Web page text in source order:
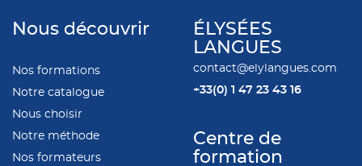
Nous découvrir
Nos formations
Notre catalogue
Nous choisir
Notre méthode
Nos formateurs
ÉLYSÉES
LANGUES
contact@elylangues.com
+33(0) 1 47 23 43 16
Centre de
formation